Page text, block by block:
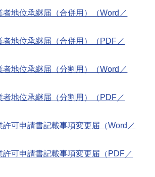
者地位承継届（合併用）（Word／
者地位承継届（合併用）（PDF／
者地位承継届（分割用）（Word／
者地位承継届（分割用）（PDF／
許可申請書記載事項変更届（Word／
許可申請書記載事項変更届（PDF／